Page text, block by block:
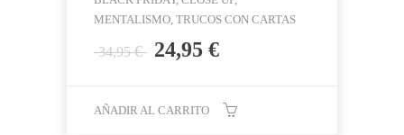
MENTALISMO, TRUCOS CON CARTAS
34,95€
El
era:
24,95 €El
es:
AÑADIR AL CARRITO